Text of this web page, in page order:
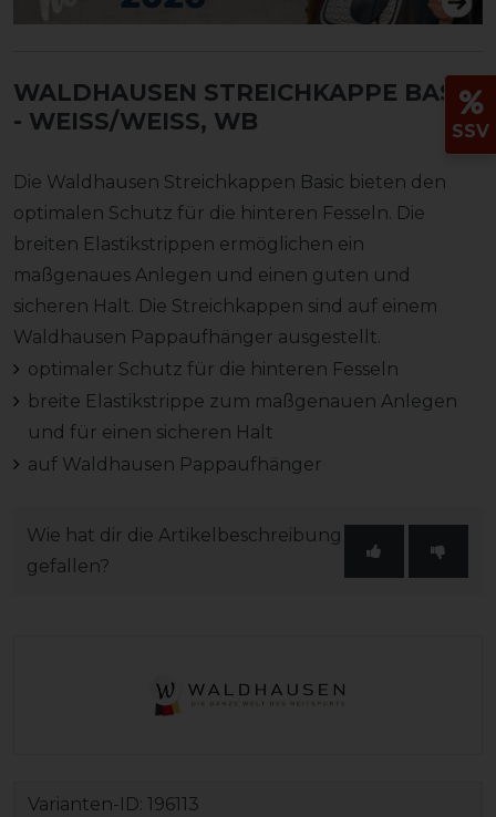
WALDHAUSEN STREICHKAPPE BASIC
- WEISS/WEISS, WB
Die Waldhausen Streichkappen Basic bieten den
optimalen Schutz für die hinteren Fesseln. Die
breiten Elastikstrippen ermöglichen ein
maßgenaues Anlegen und einen guten und
sicheren Halt. Die Streichkappen sind auf einem
Waldhausen Pappaufhänger ausgestellt.
optimaler Schutz für die hinteren Fesseln
breite Elastikstrippe zum maßgenauen Anlegen
und für einen sicheren Halt
auf Waldhausen Pappaufhänger
Wie hat dir die Artikelbeschreibung
gefallen?
Varianten-ID: 196113
SSV